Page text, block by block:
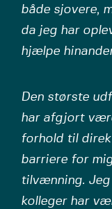
både sjovere,
da jeg har
hjælpe
Den største
har afgjort
forhold til
barriere for
tilvænning. Jeg
kolleger har